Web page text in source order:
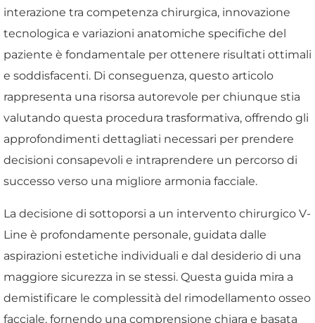
interazione tra competenza chirurgica, innovazione
tecnologica e variazioni anatomiche specifiche del
paziente è fondamentale per ottenere risultati ottimali
e soddisfacenti. Di conseguenza, questo articolo
rappresenta una risorsa autorevole per chiunque stia
valutando questa procedura trasformativa, offrendo gli
approfondimenti dettagliati necessari per prendere
decisioni consapevoli e intraprendere un percorso di
successo verso una migliore armonia facciale.
La decisione di sottoporsi a un intervento chirurgico V-
Line è profondamente personale, guidata dalle
aspirazioni estetiche individuali e dal desiderio di una
maggiore sicurezza in se stessi. Questa guida mira a
demistificare le complessità del rimodellamento osseo
facciale, fornendo una comprensione chiara e basata